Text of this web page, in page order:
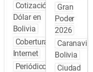
Cotización
Dólar en
Bolivia
Cobertura
Internet
Periódicos
Gran
Poder
2026
Caranavi
Bolivia
Ciudad